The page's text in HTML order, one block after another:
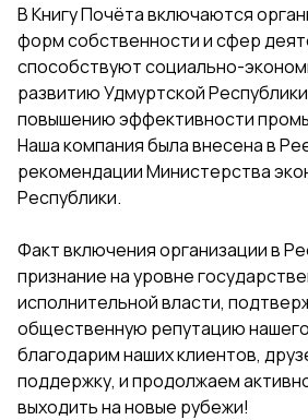
В Книгу Почёта включаются
форм собственности и сфер
способствуют социально-
развитию Удмуртской
повышению эффективности
Наша компания была внесена в
рекомендации Министерства
Республики.
Факт включения организации в
признание на уровне
исполнительной власти,
общественную репутацию
благодарим наших клиентов,
поддержку, и продолжаем
выходить на новые рубежи!